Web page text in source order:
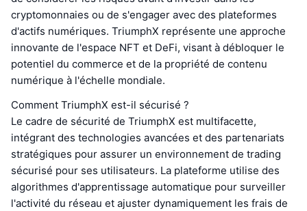
cryptomonnaies ou de s'engager avec des plateformes
d'actifs numériques. TriumphX représente une approche
innovante de l'espace NFT et DeFi, visant à débloquer le
potentiel du commerce et de la propriété de contenu
numérique à l'échelle mondiale.
Comment TriumphX est-il sécurisé ?
Le cadre de sécurité de TriumphX est multifacette,
intégrant des technologies avancées et des partenariats
stratégiques pour assurer un environnement de trading
sécurisé pour ses utilisateurs. La plateforme utilise des
algorithmes d'apprentissage automatique pour surveiller
l'activité du réseau et ajuster dynamiquement les frais de